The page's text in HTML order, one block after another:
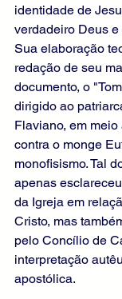
identidade de
verdadeiro Deus
Sua elaboração
redação de seu
documento, o
dirigido ao
Flaviano, em
contra o monge
monofisismo. Tal
apenas
da Igreja em
Cristo, mas
pelo Concílio de
interpretação
apostólica.